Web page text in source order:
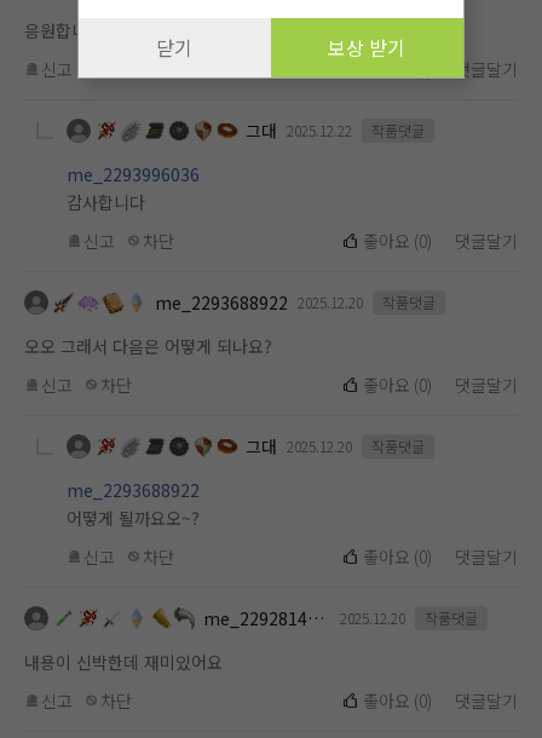
응원합니다
신고
댓글달기
그대 2025.12.22 작품댓글
me_2293996036
감사합니다
신고
차단 좋아요 (0) 댓글달기
me_2293688922 2025.12.20 작품댓글
오오 그래서 다음은 어떻게 되나요?
신고
차단 좋아요 (0) 댓글달기
그대 2025.12.20 작품댓글
me_2293688922
어떻게 될까요오~?
신고
차단 좋아요 (0) 댓글달기
me_2292814523 2025.12.20 작품댓글
내용이 신박한데 재미있어요
신고
차단 좋아요 (0) 댓글달기
닫기 보상 받기